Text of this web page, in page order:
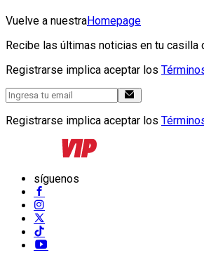
Vuelve a nuestraHomepage
Recibe las últimas noticias en tu casilla
Registrarse implica aceptar los
Registrarse implica aceptar los
síguenos